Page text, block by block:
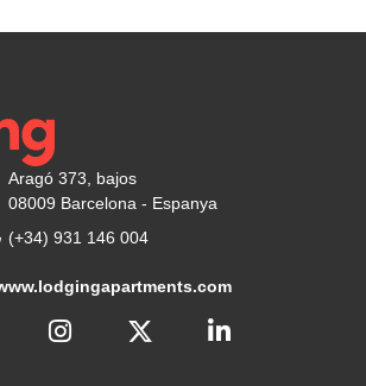
Aragó 373, bajos
08009 Barcelona - Espanya
(+34) 931 146 004